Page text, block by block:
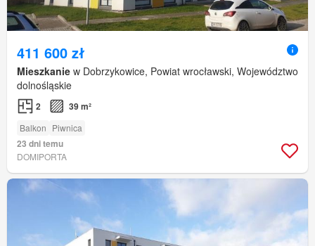
411 600 zł
Mieszkanie w Dobrzykowice, Powiat wrocławski, Województwo
dolnośląskie
2 39 m²
Balkon Piwnica
23 dni temu
DOMIPORTA